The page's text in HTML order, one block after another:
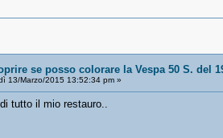
se posso colorare la Vespa 50 S. del
13/Marzo/2015 13:52:34 pm »
tutto il mio restauro..